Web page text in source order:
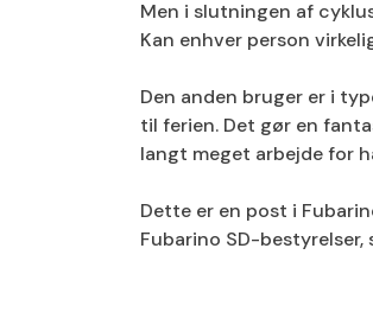
Men i slutningen af
Kan enhver person
Den anden bruger er i
til ferien. Det gør en
langt meget arbejde for
Dette er en post i
Fubarino SD-